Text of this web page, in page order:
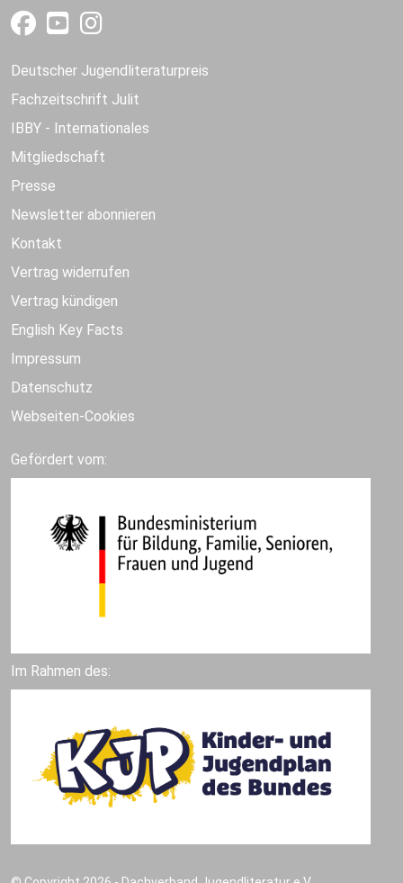
Deutscher Jugendliteraturpreis
Fachzeitschrift Julit
IBBY - Internationales
Mitgliedschaft
Presse
Newsletter abonnieren
Kontakt
Vertrag widerrufen
Vertrag kündigen
English Key Facts
Impressum
Datenschutz
Webseiten-Cookies
Gefördert vom:
Im Rahmen des: